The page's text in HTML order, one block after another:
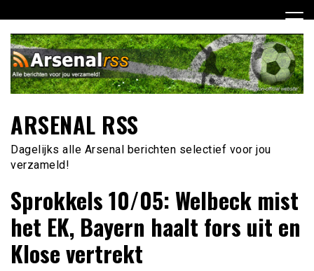
naar
inhoud
ARSENAL RSS
Dagelijks alle Arsenal berichten selectief voor jou
verzameld!
Sprokkels 10/05: Welbeck mist
het EK, Bayern haalt fors uit en
Klose vertrekt